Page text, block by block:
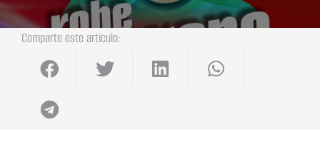
Comparte este artículo: